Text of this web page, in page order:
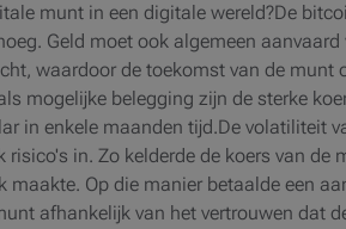
munt in een digitale wereld?De
Geld moet ook algemeen
waardoor de toekomst van de
mogelijke belegging zijn de sterke
in enkele maanden tijd.De volatiliteit
risico's in. Zo kelderde de koers van
maakte. Op die manier betaalde een
afhankelijk van het vertrouwen dat